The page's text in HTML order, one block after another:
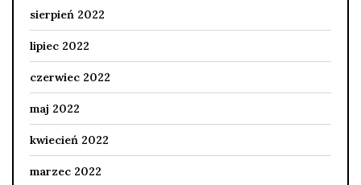
sierpień 2022
lipiec 2022
czerwiec 2022
maj 2022
kwiecień 2022
marzec 2022